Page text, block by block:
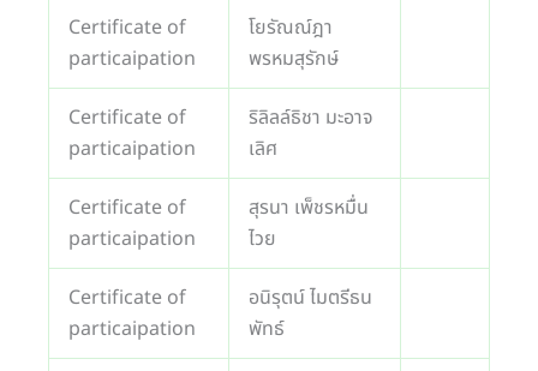
Certificate of
particaipation
โยรัณณ์ฎา
พรหมสุรักษ์
Certificate of
particaipation
ริลิลล์ธิชา มะอาจ
เลิศ
Certificate of
particaipation
สุรนา เพ็ชรหมื่น
ไวย
Certificate of
particaipation
อนิรุตน์ ไมตรีธน
พัทธ์